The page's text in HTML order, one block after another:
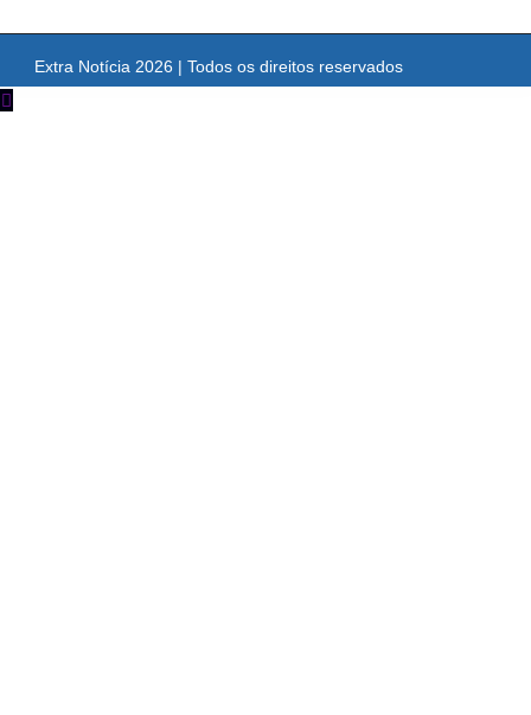
Extra Notícia 2026 | Todos os direitos reservados